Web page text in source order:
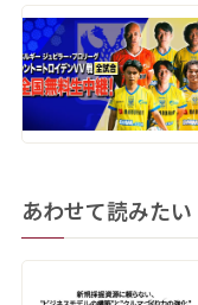
あわせて読みたい